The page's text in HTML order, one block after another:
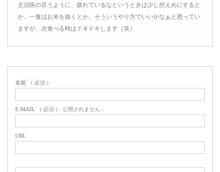
主治医の言うように、疲れているなというときは少し控えめにすると
か、一食はお米を抜くとか、そういうやり方でいいかなぁと思ってい
ますが、次食べる時はドキドキします（笑）
名前 ( 必須 )
E-MAIL ( 必須 ) - 公開されません -
URL